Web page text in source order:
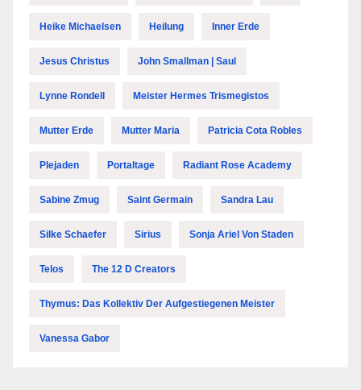
Heike Michaelsen Heilung Inner Erde
Jesus Christus John Smallman | Saul
Lynne Rondell Meister Hermes Trismegistos
Mutter Erde Mutter Maria Patricia Cota Robles
Plejaden Portaltage Radiant Rose Academy
Sabine Zmug Saint Germain Sandra Lau
Silke Schaefer Sirius Sonja Ariel Von Staden
Telos The 12 D Creators
Thymus: Das Kollektiv Der Aufgestiegenen Meister
Vanessa Gabor